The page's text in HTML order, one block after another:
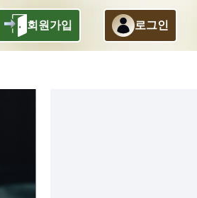
회원가입 로그인